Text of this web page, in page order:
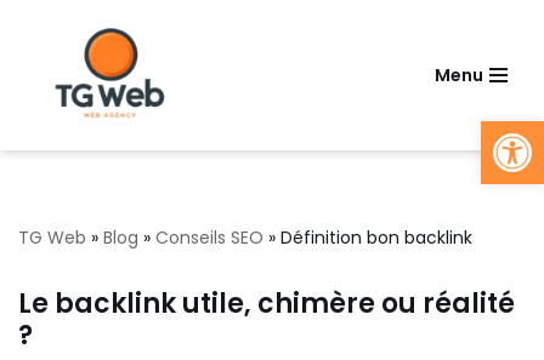
contenu
Menu
TG Web » Blog » Conseils SEO » Définition bon backlink
Le backlink utile, chimère ou réalité
?